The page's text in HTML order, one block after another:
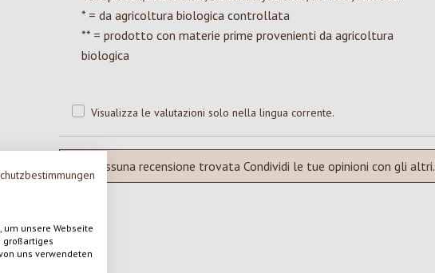
unsere Webseite
großartiges
uns verwendeten
* = da agricoltura biologica controllata
** = prodotto con materie prime provenienti da agricoltura
biologica
Visualizza le valutazioni solo nella lingua corrente.
Nessuna recensione trovata Condividi le tue opinioni con gli altri.